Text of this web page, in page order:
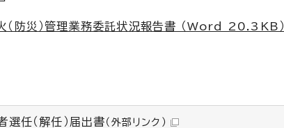
防災）管理業務委託状況報告書 （Word 20.3KB）
選任（解任）届出書 （外部リンク）